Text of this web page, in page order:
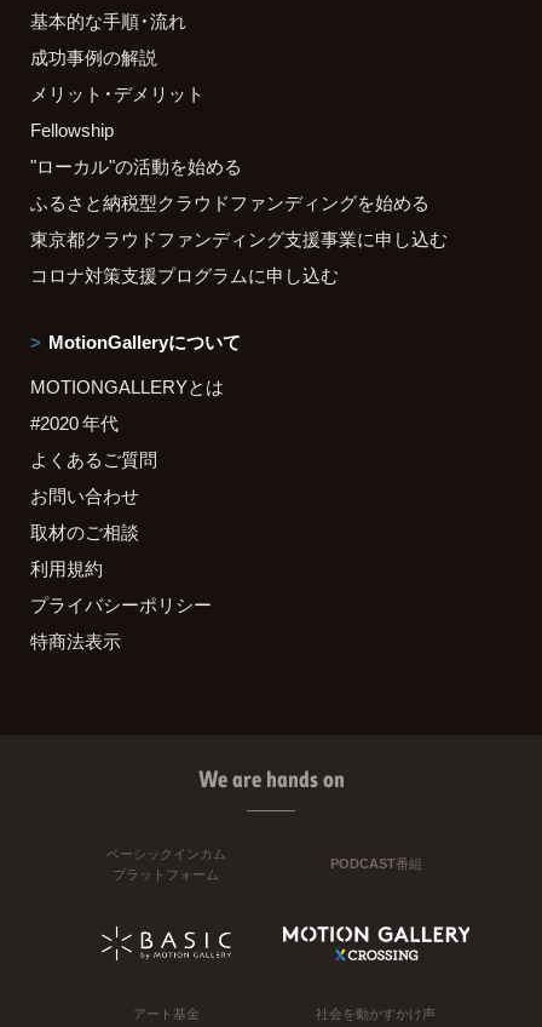
基本的な手順・流れ
成功事例の解説
メリット・デメリット
Fellowship
"ローカル"の活動を始める
ふるさと納税型クラウドファンディングを始める
東京都クラウドファンディング支援事業に申し込む
コロナ対策支援プログラムに申し込む
MotionGalleryについて
MOTIONGALLERYとは
#2020 年代
よくあるご質問
お問い合わせ
取材のご相談
利用規約
プライバシーポリシー
特商法表示
We are hands on
ベーシックインカム
プラットフォーム
PODCAST番組
アート基金 社会を動かすかけ声